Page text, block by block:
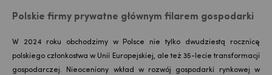
Polskie firmy prywatne głównym filarem gospodarki
W 2024 roku obchodzimy w Polsce nie tylko dwudziestą rocznicę
polskiego członkostwa w Unii Europejskiej, ale też 35-lecie transformacji
gospodarczej. Nieoceniony wkład w rozwój gospodarki rynkowej w